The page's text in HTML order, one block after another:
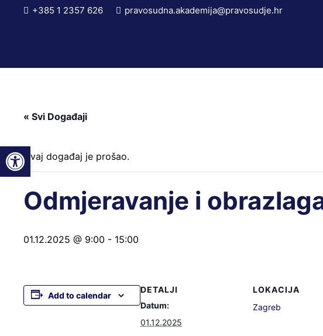
+385 1 2357 626 pravosudna.akademija@pravosudje.hr
« Svi Događaji
Ovaj događaj je prošao.
Odmjeravanje i
01.12.2025 @ 9:00 - 15:00
Add to calendar
DETALJI
Datum:
01.12.2025
LOKACIJA
Zagreb
Open toolbar